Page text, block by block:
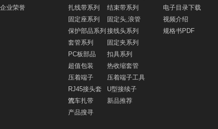
企业荣誉
扎线带系列
结束带系列
固定座系列
固定头,浪管
保护部品系列 接线头系列
套管系列
固定夹系列
PC板部品
扣具系列
超值包装
热收缩套管
压着端子
压着端子工具
RJ45接头套
管
U型接续子
汽车扎带
新品推荐
产品搜寻
电子目录下载
视频介绍
规格书PDF